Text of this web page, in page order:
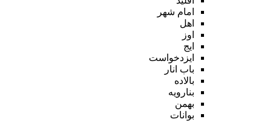
امام شهر
اهل
اوز
ایج
ایزدخواست
باب انار
بالاده
بنارویه
بهمن
بوانات